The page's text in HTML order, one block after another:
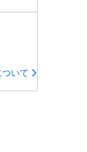
いて